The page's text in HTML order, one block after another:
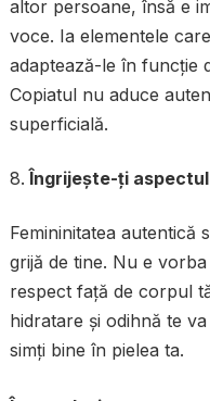
altor persoane, însă e
voce. Ia elementele
adaptează-le în funcție
Copiatul nu aduce
superficială.
Îngrijește-ți
Femininitatea autentică
grijă de tine. Nu e
respect față de corpul
hidratare și odihnă te
simți bine în pielea ta.